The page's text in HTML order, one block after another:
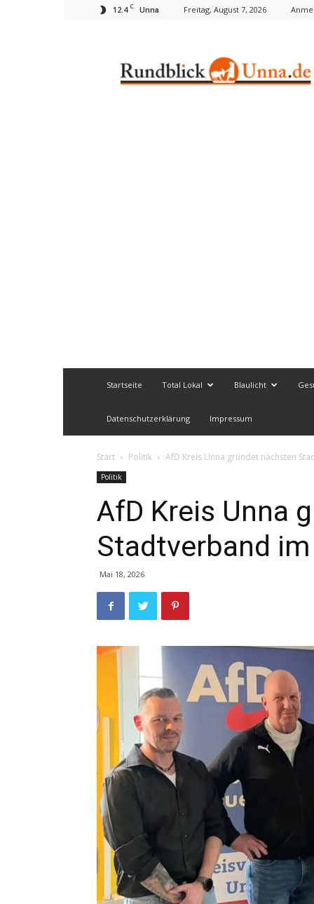
12.4 C Unna Freitag, August 7, 2026
Startseite Total Lokal Blaulicht
Datenschutzerklärung Impressum
Start Politik AfD Kreis Unna gründet nächsten
Politik
AfD Kreis Unna
Stadtverband
Mai 18, 2026